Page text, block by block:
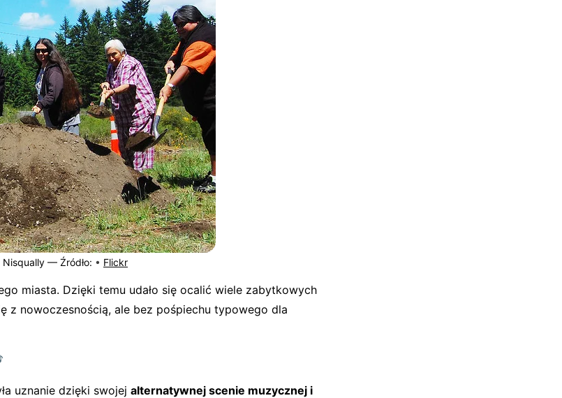
Nisqually — Źródło: • Flickr
miasta. Dzięki temu udało się ocalić wiele zabytkowych
nowoczesnością, ale bez pośpiechu typowego dla
uznanie dzięki swojej alternatywnej scenie muzycznej i